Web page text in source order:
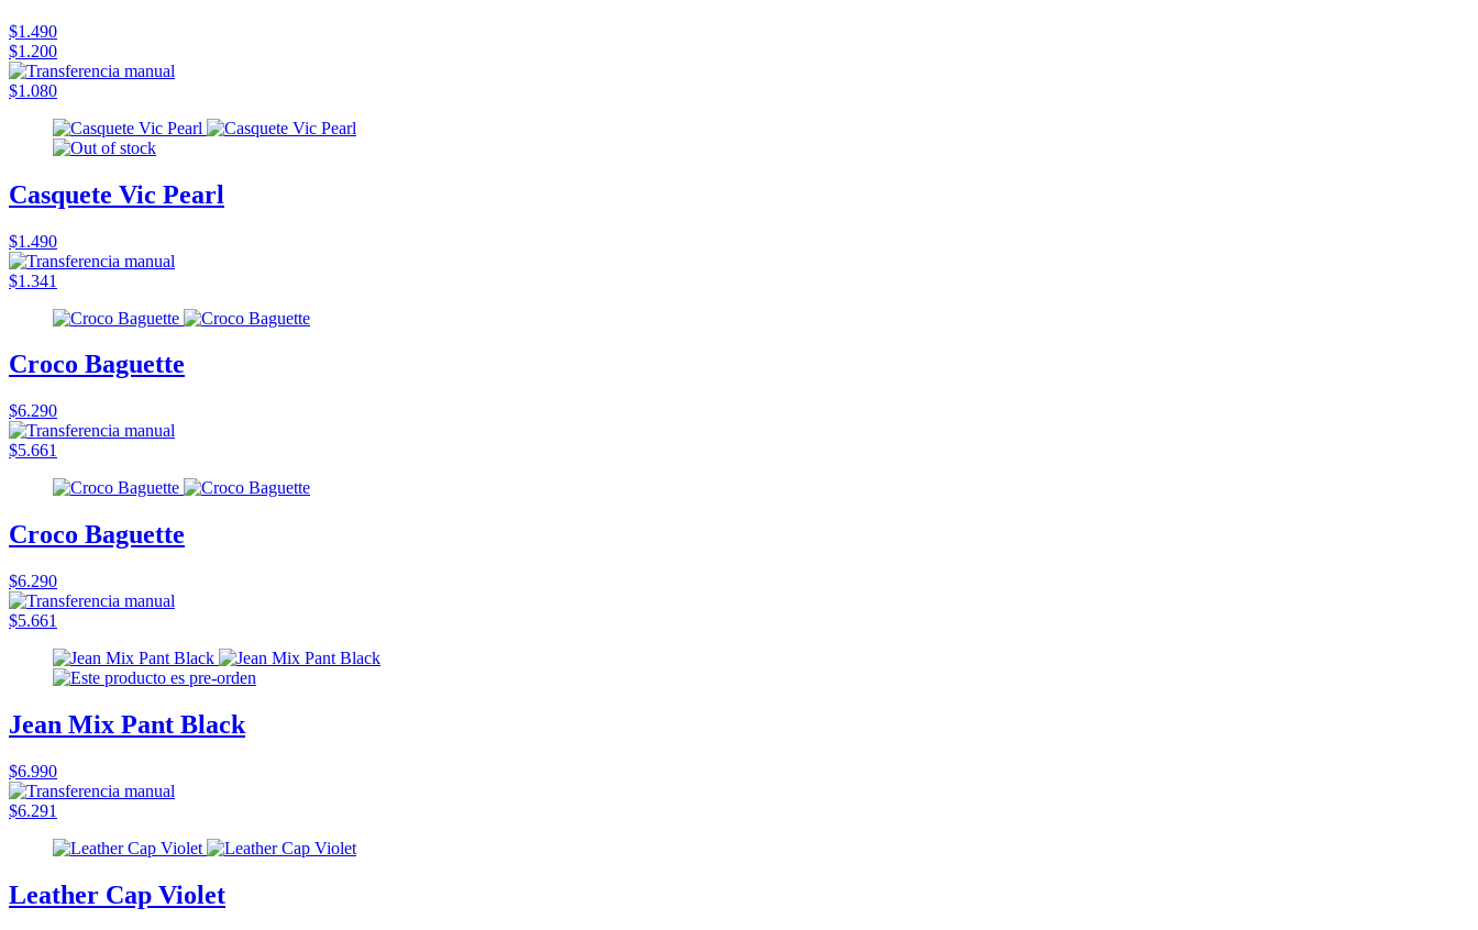
$1.490
$1.200
$1.080
Casquete Vic Pearl
$1.490
$1.341
Croco Baguette
$6.290
$5.661
Croco Baguette
$6.290
$5.661
Jean Mix Pant Black
$6.990
$6.291
Leather Cap Violet